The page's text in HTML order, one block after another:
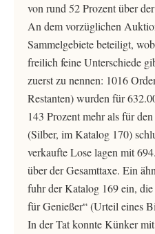
von rund 52 Prozent über
An dem vorzüglichen
Sammelgebiete beteiligt,
freilich feine Unterschiede
zuerst zu nennen: 1016
Restanten) wurden für
143 Prozent mehr als für
(Silber, im Katalog 170)
verkaufte Lose lagen mit
über der Gesamttaxe. Ein
fuhr der Katalog 169 ein,
für Genießer“ (Urteil eines
In der Tat konnte Künker